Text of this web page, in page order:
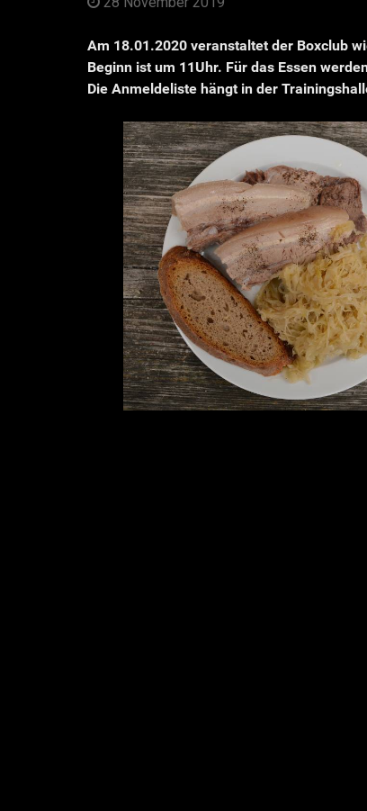
Am 18.01.2020 veranstaltet der Boxclub
Beginn ist um 11Uhr. Für das Essen
Die Anmeldeliste hängt in der